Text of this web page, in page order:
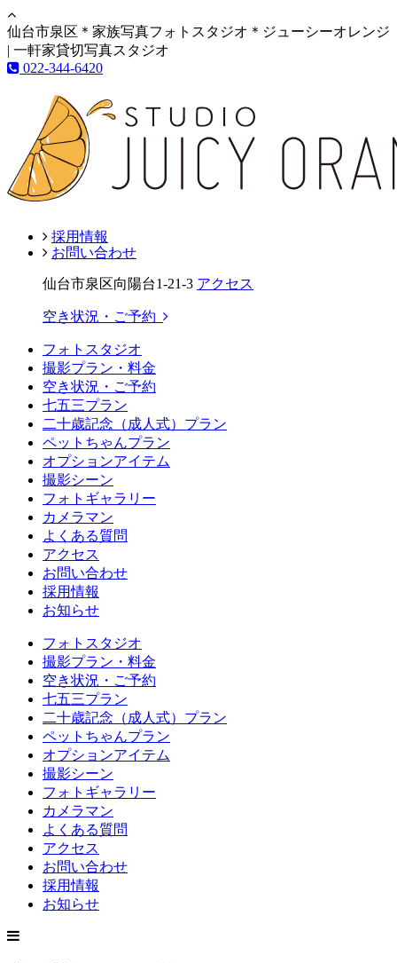
仙台市泉区＊家族写真フォトスタジオ＊ジューシーオレンジ
| 一軒家貸切写真スタジオ
022-344-6420
採用情報
お問い合わせ
仙台市泉区向陽台1-21-3 アクセス
空き状況・ご予約
フォトスタジオ
撮影プラン・料金
空き状況・ご予約
七五三プラン
二十歳記念（成人式）プラン
ペットちゃんプラン
オプションアイテム
撮影シーン
フォトギャラリー
カメラマン
よくある質問
アクセス
お問い合わせ
採用情報
お知らせ
フォトスタジオ
撮影プラン・料金
空き状況・ご予約
七五三プラン
二十歳記念（成人式）プラン
ペットちゃんプラン
オプションアイテム
撮影シーン
フォトギャラリー
カメラマン
よくある質問
アクセス
お問い合わせ
採用情報
お知らせ